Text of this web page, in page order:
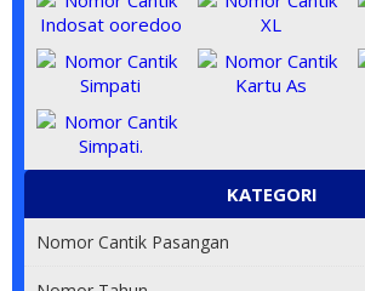
KATEGORI
Nomor Cantik Pasangan